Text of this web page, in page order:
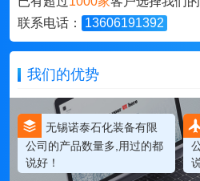
联系电话：
13606191392
我们的优势
无锡诺泰石化装备有限
公司的产品数量多,用过的都
说好！